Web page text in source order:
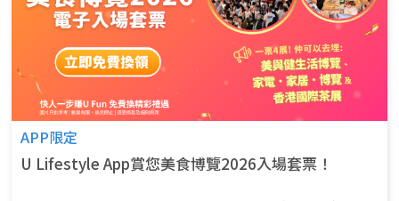
APP限定
U Lifestyle App賞您美食博覽2026入場套票！